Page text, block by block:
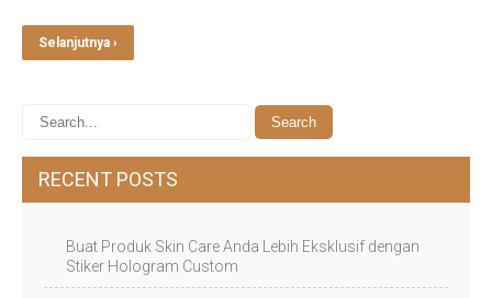
Selanjutnya ›
RECENT POSTS
Buat Produk Skin Care Anda Lebih Eksklusif dengan
Stiker Hologram Custom